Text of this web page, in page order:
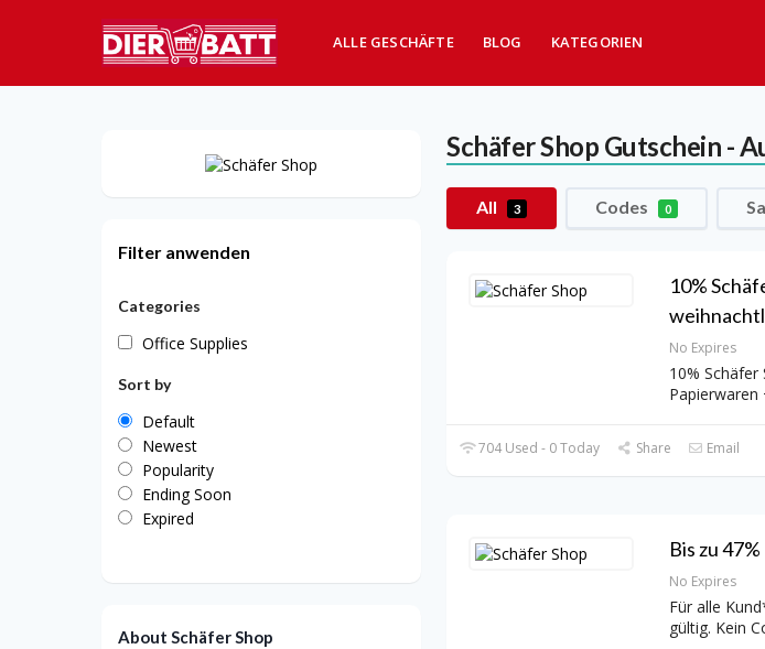
ALLE GESCHÄFTE BLOG KATEGORIEN
Schäfer Shop Gutschein -
All 3 Codes 0
10%
No Expires
10%
Papierwaren
704 Used - 0 Today Share Email
Bis zu
No Expires
Für alle
gültig. Kein
Filter anwenden
Categories
Office Supplies
Sort by
Default
Newest
Popularity
Ending Soon
Expired
About Schäfer Shop